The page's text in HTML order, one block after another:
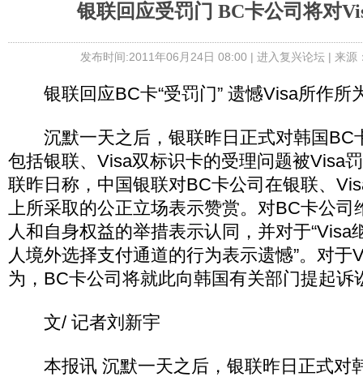
银联回应受罚门 BC卡公司将对
发布时间:2011年06月24日 08:00 | 进入复兴论坛 | 来源
银联回应BC卡“受罚门” 遗憾Visa所作所
沉默一天之后，银联昨日正式对韩国BC
包括银联、Visa双标识卡的受理问题被Visa
联昨日称，中国银联对BC卡公司在银联、
上所采取的公正立场表示赞赏。对BC卡公司
人和自身权益的举措表示认同，并对于“Visa
人境外选择支付通道的行为表示遗憾”。对于
为，BC卡公司将就此向韩国有关部门提起诉
文/ 记者刘新宇
本报讯 沉默一天之后，银联昨日正式对